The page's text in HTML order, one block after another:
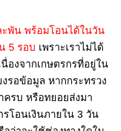
ะพัน พร้อมโอนได้ในวัน
5 รอบ เพราะเราไม่ได้
องจากเกษตรกรที่อยู่ใน
รอข้อมูล หากกระทรวง
ครบ หรือทยอยส่งมา
โอนเงินภายใน 3 วัน